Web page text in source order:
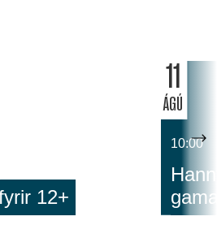
12+
11
ÁGÚ
10:00